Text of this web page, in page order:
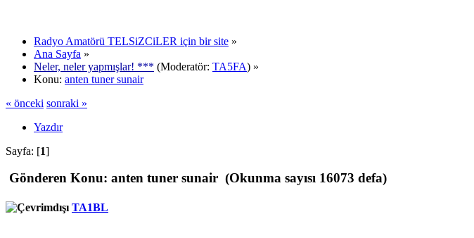
Radyo Amatörü TELSiZCiLER için bir site »
Ana Sayfa »
Neler, neler yapmışlar! *** (Moderatör: TA5FA) »
Konu: anten tuner sunair
« önceki sonraki »
Yazdır
Sayfa: [1]
Gönderen Konu: anten tuner sunair (Okunma sayısı 16073 defa)
TA1BL